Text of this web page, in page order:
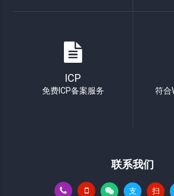
ICP
免费ICP备案服务 符合
联系我们
支 扫